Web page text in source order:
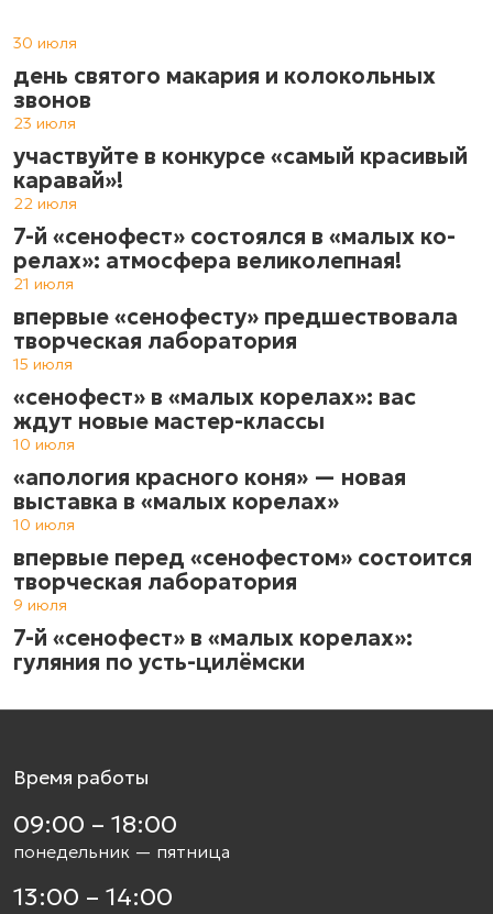
30 июля
день святого макария и колокольных
звонов
23 июля
участвуйте в конкурсе «самый красивый
каравай»!
22 июля
7-й «сенофест» состоялся в «ма­лых ко­
ре­лах»: атмос­фе­ра ве­ли­ко­леп­ная!
21 июля
впервые «сенофесту» предшествовала
творческая лаборатория
15 июля
«сенофест» в «малых корелах»: вас
ждут новые мастер-классы
10 июля
«апология красного коня» — новая
выставка в «малых корелах»
10 июля
впервые перед «сенофестом» состоится
творческая лаборатория
9 июля
7-й «сенофест» в «малых корелах»:
гуляния по усть-цилёмски
Время работы
09:00 – 18:00
понедельник — пятница
13:00 – 14:00